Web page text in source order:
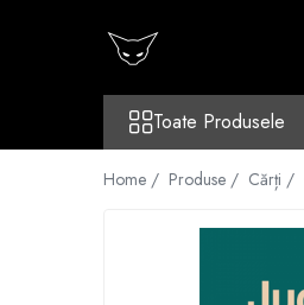
Toate Produsele
Home / Produse / Cărți /